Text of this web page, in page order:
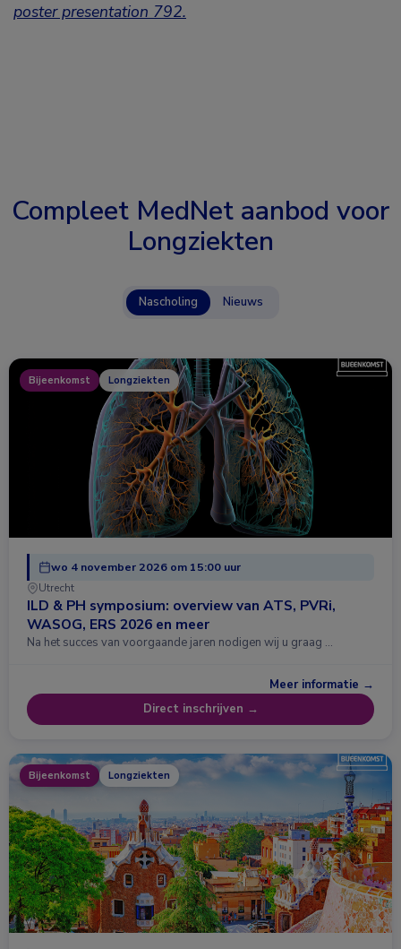
poster presentation 792.
Compleet MedNet aanbod voor
Longziekten
Nascholing Nieuws
Bijeenkomst Longziekten
wo 4 november 2026 om 15:00 uur
Utrecht
ILD & PH symposium: overview van ATS, PVRi,
WASOG, ERS 2026 en meer
Na het succes van voorgaande jaren nodigen wij u graag …
Meer informatie →
Direct inschrijven →
Bijeenkomst Longziekten